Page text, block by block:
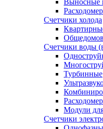
Выносные
Счетчики холода
Счетчики воды
Турбинные
Модули
Счетчики